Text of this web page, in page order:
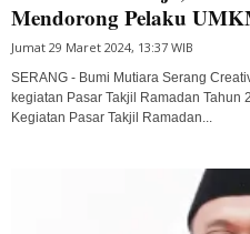
Mendorong Pelaku
Jumat 29 Maret 2024, 13:37 WIB
SERANG - Bumi Mutiara Serang
kegiatan Pasar Takjil Ramadan
Kegiatan Pasar Takjil Ramadan...